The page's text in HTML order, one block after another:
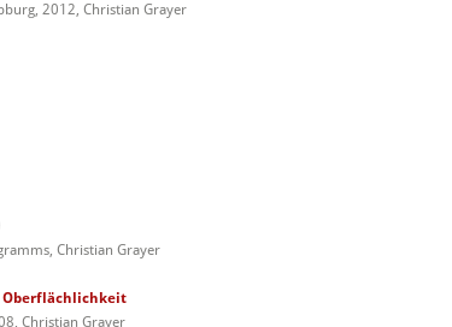
2012, Christian Grayer
Christian Grayer
Oberflächlichkeit
Christian Grayer